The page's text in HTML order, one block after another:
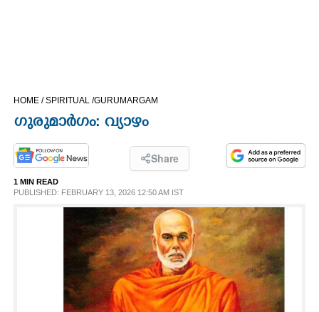
OPINION
PHOTOS
HOME /SPIRITUAL /GURUMARGAM
ഗുരുമാർഗം: വ്യാഴം
Share
1 MIN READ
PUBLISHED: FEBRUARY 13, 2026 12:50 AM IST